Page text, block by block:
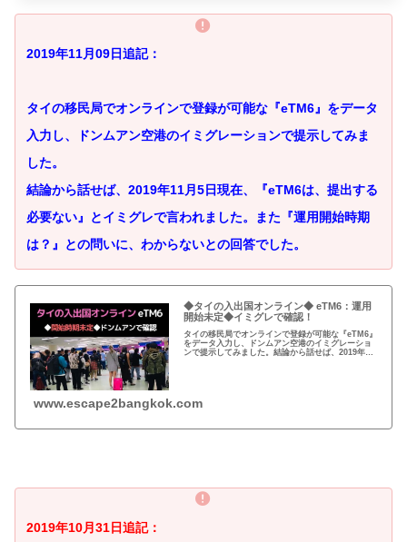
2019年11月09日追記：
タイの移民局でオンラインで登録が可能な『eTM6』をデータ
入力し、ドンムアン空港のイミグレーションで提示してみま
した。
結論から話せば、2019年11月5日現在、『eTM6は、提出する
必要ない』とイミグレで言われました。また『運用開始時期
は？』との問いに、わからないとの回答でした。
◆タイの入出国オンライン◆ eTM6：運用
開始未定◆イミグレで確認！
タイの移民局でオンラインで登録が可能な『eTM6』
をデータ入力し、ドンムアン空港のイミグレーショ
ンで提示してみました。結論から話せば、2019年11
www.escape2bangkok.com
2019年10月31日追記：